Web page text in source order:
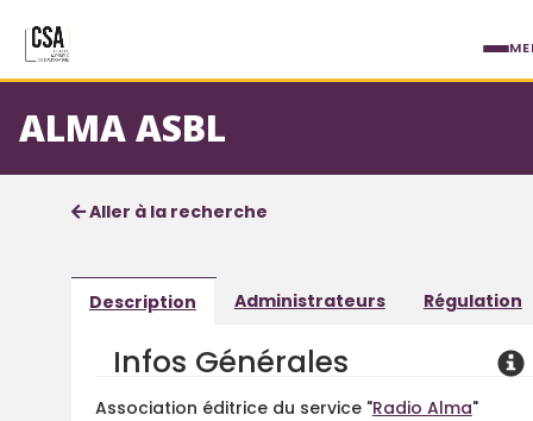
ALMA ASBL
Fiche société
Informations détaillées
Aller à la recherche
Description Administrateurs Régulation
Infos Générales
Association éditrice du service "Radio Alma"